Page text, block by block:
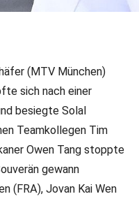
(MTV München)
sich nach einer
besiegte Solal
Teamkollegen Tim
Owen Tang stoppte
gewann
(FRA), Jovan Kai Wen